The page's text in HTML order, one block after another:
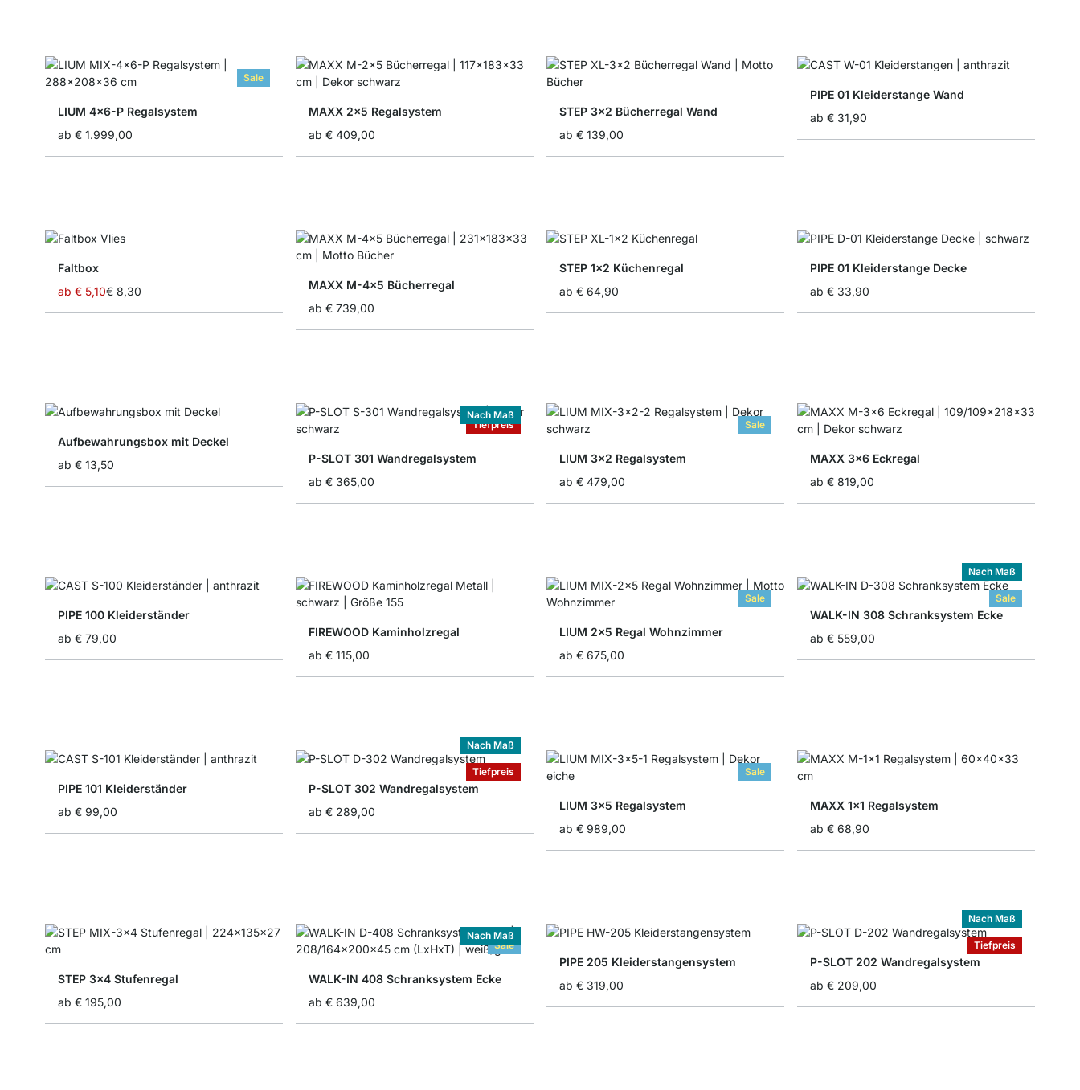
Sale
LIUM 4x6-P Regalsystem
ab € 1.999,00
MAXX 2x5 Regalsystem
ab € 409,00
STEP 3x2 Bücherregal Wand
ab € 139,00
PIPE 01 Kleiderstange Wand
ab € 31,90
Faltbox
ab € 5,10€ 8,30
MAXX M-4x5 Bücherregal
ab € 739,00
STEP 1x2 Küchenregal
ab € 64,90
PIPE 01 Kleiderstange Decke
ab € 33,90
Aufbewahrungsbox mit Deckel
ab € 13,50
Tiefpreis
Nach Maß
P-SLOT 301 Wandregalsystem
ab € 365,00
Sale
LIUM 3x2 Regalsystem
ab € 479,00
MAXX 3x6 Eckregal
ab € 819,00
PIPE 100 Kleiderständer
ab € 79,00
FIREWOOD Kaminholzregal
ab € 115,00
Sale
LIUM 2x5 Regal Wohnzimmer
ab € 675,00
Sale
Nach Maß
WALK-IN 308 Schranksystem Ecke
ab € 559,00
PIPE 101 Kleiderständer
ab € 99,00
Tiefpreis
Nach Maß
P-SLOT 302 Wandregalsystem
ab € 289,00
Sale
LIUM 3x5 Regalsystem
ab € 989,00
MAXX 1x1 Regalsystem
ab € 68,90
STEP 3x4 Stufenregal
ab € 195,00
Sale
Nach Maß
WALK-IN 408 Schranksystem Ecke
ab € 639,00
PIPE 205 Kleiderstangensystem
ab € 319,00
Tiefpreis
Nach Maß
P-SLOT 202 Wandregalsystem
ab € 209,00